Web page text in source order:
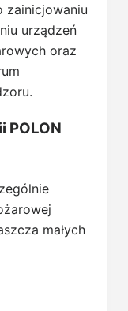
zainicjowaniu
urządzeń
oraz
POLON
małych